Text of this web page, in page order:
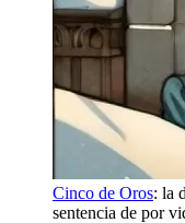
Cinco de Oros: la
sentencia de por